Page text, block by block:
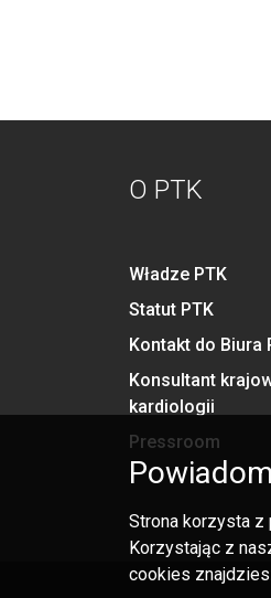
O PTK
Władze PTK
Statut PTK
Kontakt do Biura
Konsultant
kardiologii
Pressroom
Strona korzysta z
Korzystając z
cookies